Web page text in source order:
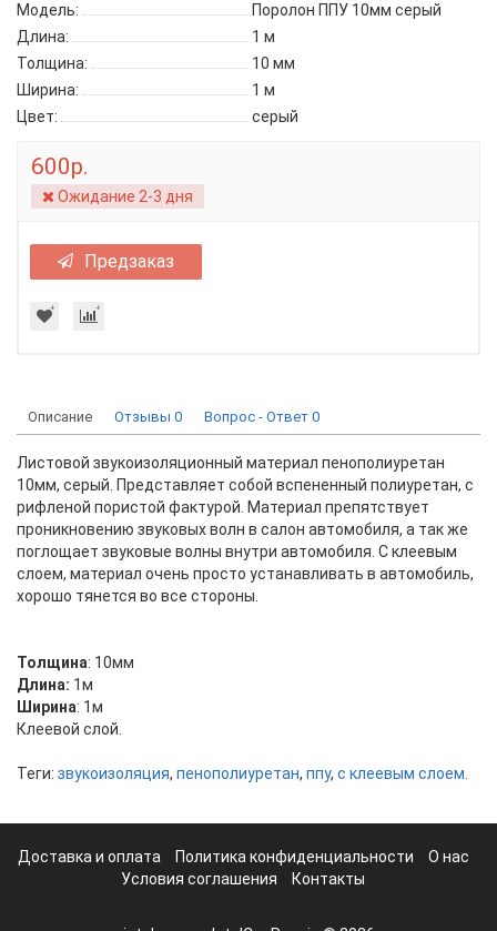
Модель:
Поролон ППУ 10мм серый
Длина:
1 м
Толщина:
10 мм
Ширина:
1 м
Цвет:
серый
600р.
Ожидание 2-3 дня
Предзаказ
Описание Отзывы 0 Вопрос - Ответ 0
Листовой звукоизоляционный материал пенополиуретан
10мм, серый. Представляет собой вспененный полиуретан, с
рифленой пористой фактурой. Материал препятствует
проникновению звуковых волн в салон автомобиля, а так же
поглощает звуковые волны внутри автомобиля. С клеевым
слоем, материал очень просто устанавливать в автомобиль,
хорошо тянется во все стороны.
Толщина: 10мм
Длина: 1м
Ширина: 1м
Клеевой слой.
Теги: звукоизоляция, пенополиуретан, ппу, с клеевым слоем.
Доставка и оплата Политика конфиденциальности
О нас
Условия соглашения
Контакты